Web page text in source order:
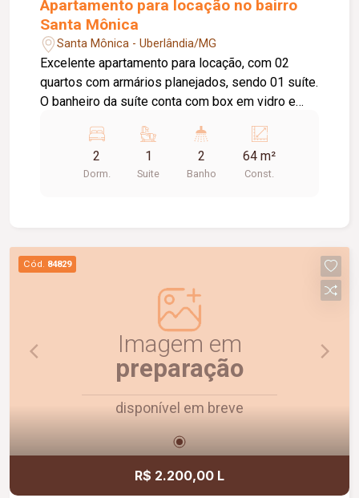
Apartamento para locação no bairro
Santa Mônica
Santa Mônica - Uberlândia/MG
Excelente apartamento para locação, com 02
quartos com armários planejados, sendo 01 suíte.
O banheiro da suíte conta com box em vidro e
bem iluminada, sacada com churrasqueira,
cozinha com armários planejados e cooktop, área
de serviço com armário e 01 banheiro social com
capacidade para 02 carros. Um imóvel
confortável, funcional e pronto para morar.
Agende uma visita e conheça!
2
Dorm.
1
Suite
2
Banho
64 m²
Const.
Cód. 84829
Imagem em
preparação
disponível em breve
R$ 2.200,00 L